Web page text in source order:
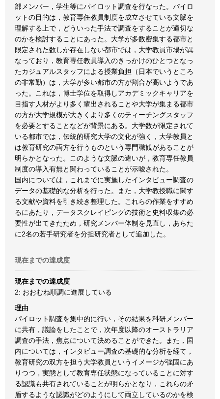
部メンバー，学生等にパイロット調査を行なった。パイロ
ットの目的は，教育専任教員制度を成立させている文脈を
理解する上で，どういった手法で調査をすることが適切な
のかを検討することにあった。大学が多数密集する都市と
限定された数しか存在しない都市では，大学教員市場が異
なっており，教育専任教員導入のきっかけのひとつとなっ
たカジュアルスタッフによる授業負担（日本でいうところ
の非常勤）は，大学が多い都市の方が割合が高いようであ
った。これは，博士学位を取得しアカデミックキャリアを
目指す人材がより多く輩出されることや大学が集まる都市
の方が大学規模が大きくより多くのティーチングスタッフ
を必要とすることなどが背景にある。大学数が限定されて
いる都市では，伝統的研究大学の文化が強く，大学教員と
は教育研究の両方を行うものという専門職観があることが
明らかとなった。このような文脈の違いが，教育専任教員
制度の導入有無と関わっていることが示唆された。
国内については，これまでに実施したインタビュー調査の
データの基礎的な分析を行った。また，大学教授職に関す
る文献や資料を引き続き整理した。これらの作業をすすめ
るにあたり，データスクレイピングの技術と史料収集の必
要性が出てきたため，研究メンバー体制を見直し，あらた
に2名の若手研究者を分担研究者として追加した。
現在までの達成度
現在までの達成度
2: おおむね順調に進展している
理由
パイロット調査を集中的に行い，その結果を科研メンバー
に共有，議論をしたことで，次年度以降のオーストラリア
調査の手法，焦点について決めることができた。また，国
内については，インタビュー調査の基礎的な分析を経て，
教育研究の双方を担う大学教員というイメージが強固にあ
りつつ，実態として教育専任状態になっていることに対す
る認識も共有されていることが明らかとなり，これらの矛
盾するような認識がどのようにして両立しているのかを検